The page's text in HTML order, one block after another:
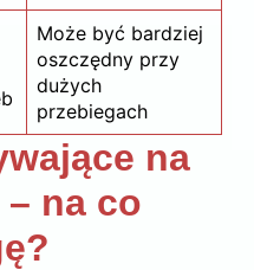
Może być bardziej
oszczędny przy
dużych
przebiegach
na
na co